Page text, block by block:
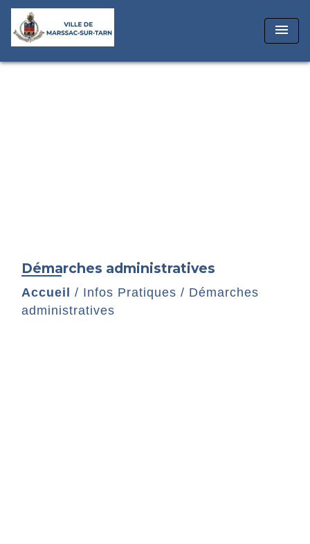
menu
Démarches administratives
Accueil / Infos Pratiques / Démarches
administratives